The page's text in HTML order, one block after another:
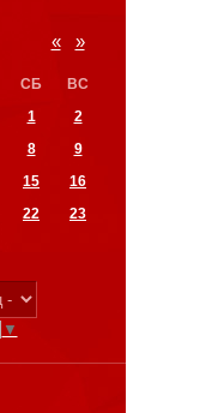
« »
СБ
ВС
1
2
8
9
15
16
22
23
▼